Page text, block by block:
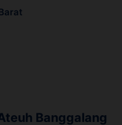
Banggalang